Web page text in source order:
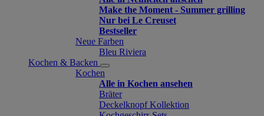
Make the Moment - Summer grilling
Nur bei Le Creuset
Bestseller
Neue Farben
Bleu Riviera
Kochen & Backen
Kochen
Alle in Kochen ansehen
Bräter
Deckelknopf Kollektion